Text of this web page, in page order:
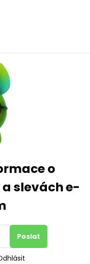
o
slevách e-